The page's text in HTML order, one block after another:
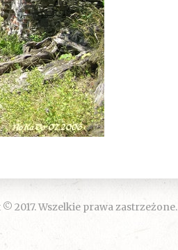
2017. Wszelkie prawa zastrzeżone.